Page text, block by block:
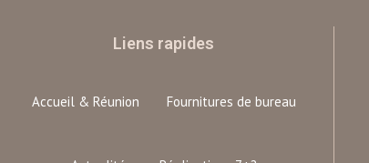
Liens rapides
Accueil & Réunion Fournitures de bureau